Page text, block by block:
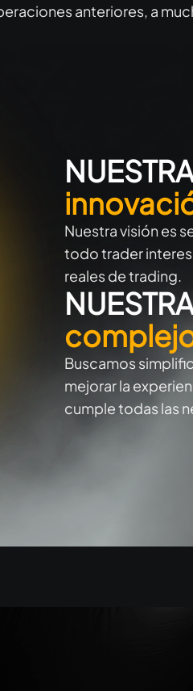
anteriores, a
Nuestra visión es
todo trader
reales de trading.
Buscamos
mejorar la
cumple todas las